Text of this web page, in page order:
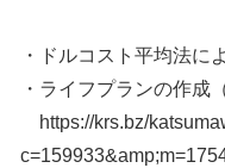
・ドルコスト平均法に
・ライフプランの作成
https://krs.bz/